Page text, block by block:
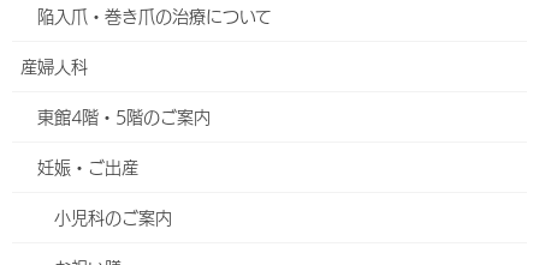
2017～2025年度に当院で一か月健診を受けた患者さんへ
者さんへ【過去の診療データの調査研究への使用のお願
陥入爪・巻き爪の治療について
産婦人科
東館4階・5階のご案内
妊娠・ご出産
小児科のご案内